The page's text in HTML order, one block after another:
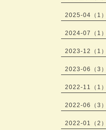
2025-04（1）
2024-07（1）
2023-12（1）
2023-06（3）
2022-11（1）
2022-06（3）
2022-01（2）